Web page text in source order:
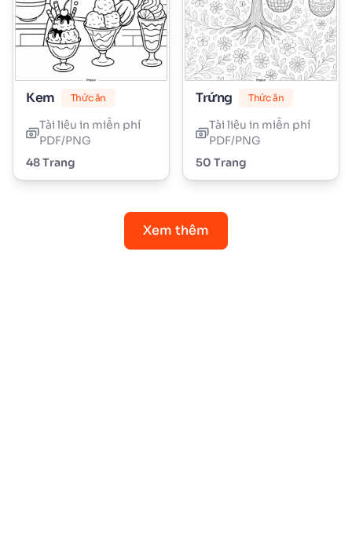
Kem Thức ăn
Tài liệu in miễn phí
PDF/PNG
48 Trang
Trứng Thức ăn
Tài liệu in miễn phí
PDF/PNG
50 Trang
Xem thêm